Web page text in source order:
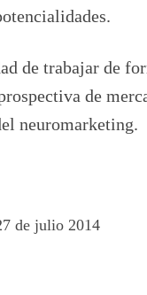
de trabajar de
de
neuromarketing.
de julio 2014